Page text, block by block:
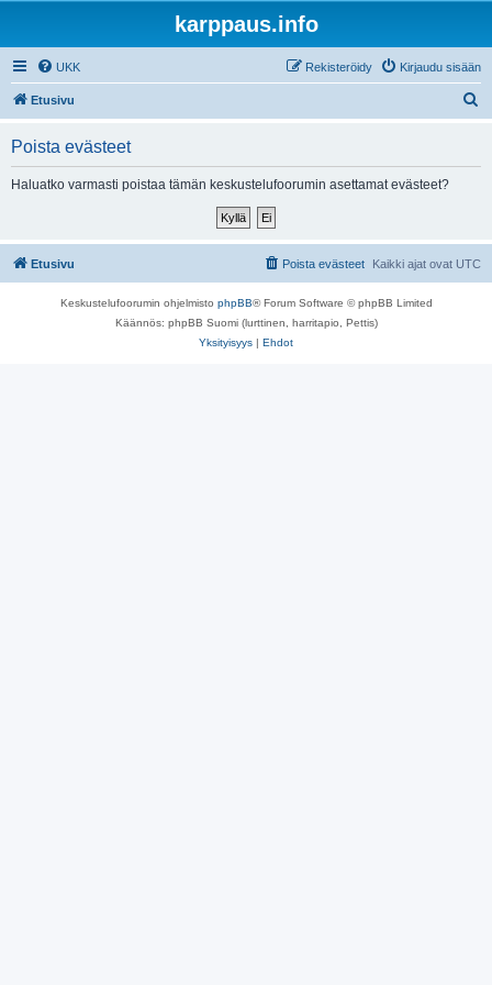
karppaus.info
UKK Kirjaudu sisään
Rekisteröidy
Etusivu
Poista evästeet
Haluatko varmasti poistaa tämän keskustelufoorumin asettamat evästeet?
Etusivu Kaikki ajat ovat UTC
Poista evästeet
Keskustelufoorumin ohjelmisto phpBB® Forum Software © phpBB Limited
Käännös: phpBB Suomi (lurttinen, harritapio, Pettis)
Yksityisyys | Ehdot